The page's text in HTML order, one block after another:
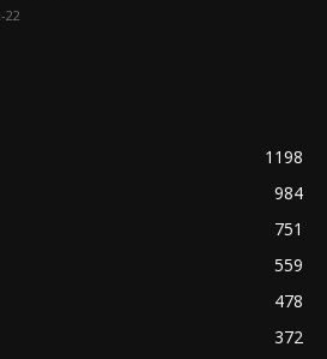
22
1198
984
751
559
478
372